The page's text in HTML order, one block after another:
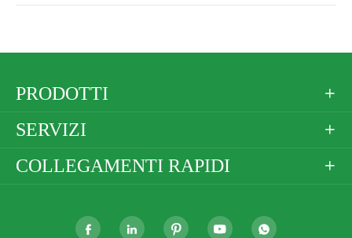
PRODOTTI 
SERVIZI 
COLLEGAMENTI RAPIDI 
    